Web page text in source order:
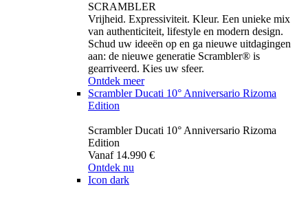
SCRAMBLER
Vrijheid. Expressiviteit. Kleur. Een unieke mix
van authenticiteit, lifestyle en modern design.
Schud uw ideeën op en ga nieuwe uitdagingen
aan: de nieuwe generatie Scrambler® is
gearriveerd. Kies uw sfeer.
Ontdek meer
Scrambler Ducati 10° Anniversario Rizoma
Edition
Scrambler Ducati 10° Anniversario Rizoma
Edition
Vanaf 14.990 €
Ontdek nu
Icon dark